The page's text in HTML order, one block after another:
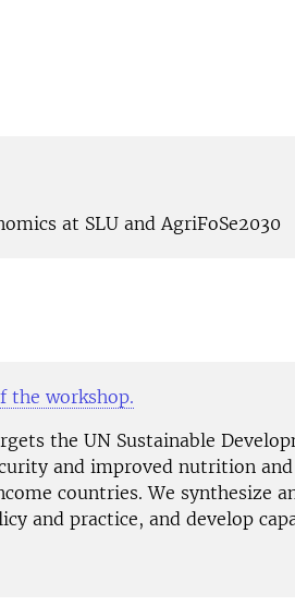
at SLU and AgriFoSe2030
the workshop.
the UN Sustainable
and improved nutrition
countries. We synthesize
and practice, and develop